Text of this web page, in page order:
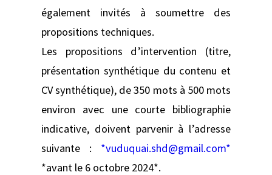
également invités à soumettre des
propositions techniques.
Les propositions d’intervention (titre,
présentation synthétique du contenu et
CV synthétique), de 350 mots à 500 mots
environ avec une courte bibliographie
indicative, doivent parvenir à l’adresse
suivante : *vuduquai.shd@gmail.com*
*avant le 6 octobre 2024*.